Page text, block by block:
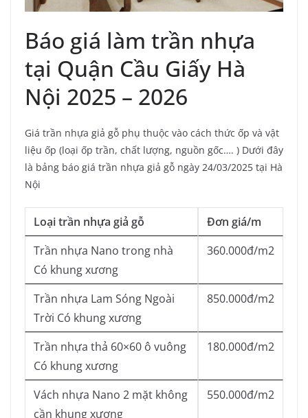
Báo giá làm trần nhựa
tại Quận Cầu Giấy Hà
Nội 2025 – 2026
Giá trần nhựa giả gỗ phụ thuộc vào cách thức ốp và vật
liệu ốp (loại ốp trần, chất lượng, nguồn gốc…. ) Dưới đây
là bảng báo giá trần nhựa giả gỗ ngày 24/03/2025 tại Hà
Nội
Loại trần nhựa giả gỗ
Đơn giá/m
Trần nhựa Nano trong nhà
Có khung xương
360.000đ/m2
Trần nhựa Lam Sóng Ngoài
Trời Có khung xương
850.000đ/m2
Trần nhựa thả 60×60 ô vuông
Có khung xương
180.000đ/m2
Vách nhựa Nano 2 mặt không
cần khung xương
550.000đ/m2